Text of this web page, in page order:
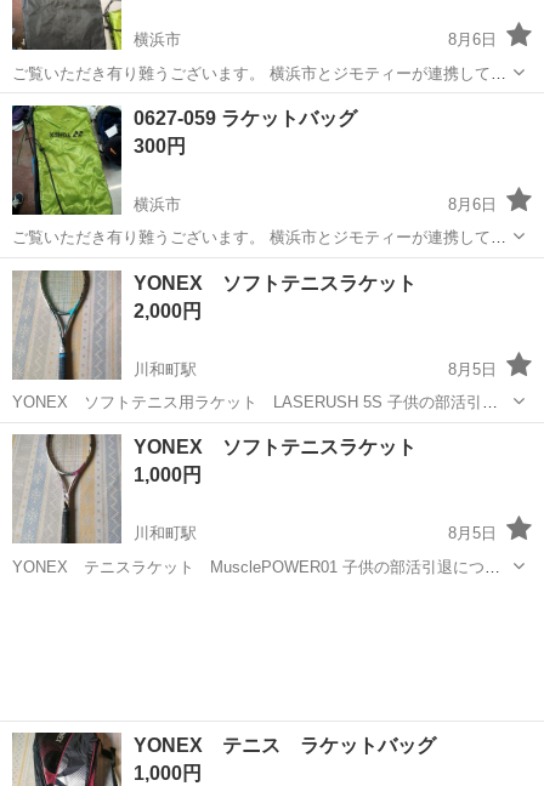
横浜市
8月6日
ご覧いただき有り難うございます。 横浜市とジモティーが連携して運
営しています。 粗⼤ごみ等の減量を⽬的にまだ使えるものをリユース
しています。 ★★★★★ ご自宅にある不要品を是非ジモティースポッ
トへお持ち込み...
神奈川 横浜市 リユース
0627-059 ラケットバッグ
300円
横浜市
8月6日
ご覧いただき有り難うございます。 横浜市とジモティーが連携して運
営しています。 粗⼤ごみ等の減量を⽬的にまだ使えるものをリユース
しています。 ★★★★★ ご自宅にある不要品を是非ジモティースポッ
トへお持ち込み...
神奈川 横浜市 リユース
YONEX ソフトテニスラケット
2,000円
川和町駅
8月5日
YONEX ソフトテニス用ラケット LASERUSH 5S 子供の部活引退
につき出品します。 それなりに使っているのでキズや汚れはありま
す。グリップテープも巻き直したほうが良いかな!?
神奈川 横浜市 川和町駅 テニス YONEX
YONEX ソフトテニスラケット
1,000円
川和町駅
8月5日
YONEX テニスラケット MusclePOWER01 子供の部活引退につき
YONEX テニス ラケットバッグ
1,000円